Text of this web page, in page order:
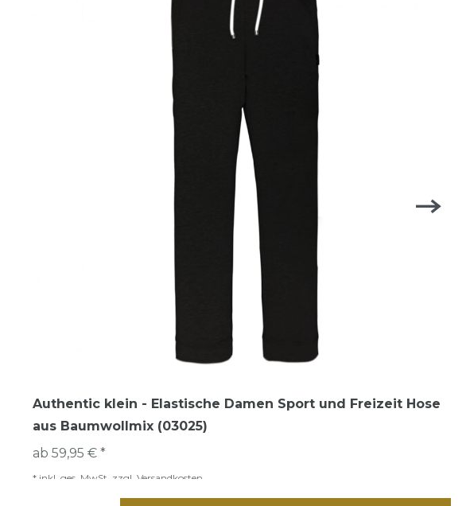
Authentic klein - Elastische Damen Sport und Freizeit Hose
aus Baumwollmix (03025)
ab 59,95 € *
* inkl. ges. MwSt. zzgl. Versandkosten